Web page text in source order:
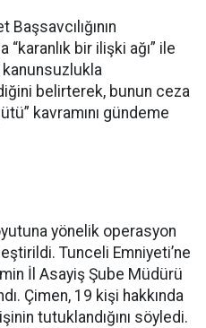
bir ilişki ağı” ile
belirterek, bunun ceza
kavramını gündeme
yönelik operasyon
Tunceli Emniyeti’ne
İl Asayiş Şube Müdürü
Çimen, 19 kişi hakkında
tutuklandığını söyledi.